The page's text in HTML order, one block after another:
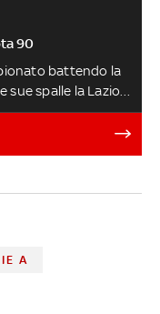
90
battendo la
sue spalle la Lazio,
l'Inter, terza con il
e Roma in
dopo lo spareggio.
A